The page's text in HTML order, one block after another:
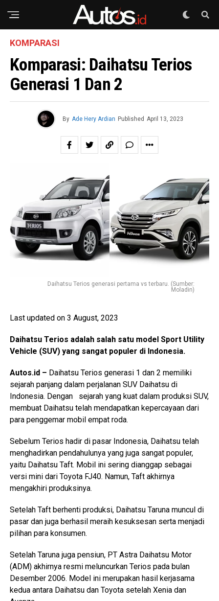
KOMPARASI
Komparasi: Daihatsu Terios
Generasi 1 Dan 2
By Ade Hery Ardian Published April 13, 2023
Daihatsu Terios generasi pertama vs terbaru. (Sumber:
Moladin)
Last updated on 3 August, 2023
Daihatsu Terios adalah salah satu model Sport Utility
Vehicle (SUV) yang sangat populer di Indonesia.
Autos.id – Daihatsu Terios generasi 1 dan 2 memiliki
sejarah panjang dalam perjalanan SUV Daihatsu di
Indonesia. Dengan sejarah yang kuat dalam produksi SUV,
membuat Daihatsu telah mendapatkan kepercayaan dari
para penggemar mobil empat roda.
Sebelum Terios hadir di pasar Indonesia, Daihatsu telah
menghadirkan pendahulunya yang juga sangat populer,
yaitu Daihatsu Taft. Mobil ini sering dianggap sebagai
versi mini dari Toyota FJ40. Namun, Taft akhirnya
mengakhiri produksinya.
Setelah Taft berhenti produksi, Daihatsu Taruna muncul di
pasar dan juga berhasil meraih kesuksesan serta menjadi
pilihan para konsumen.
Setelah Taruna juga pensiun, PT Astra Daihatsu Motor
(ADM) akhirnya resmi meluncurkan Terios pada bulan
Desember 2006. Model ini merupakan hasil kerjasama
kedua antara Daihatsu dan Toyota setelah Xenia dan